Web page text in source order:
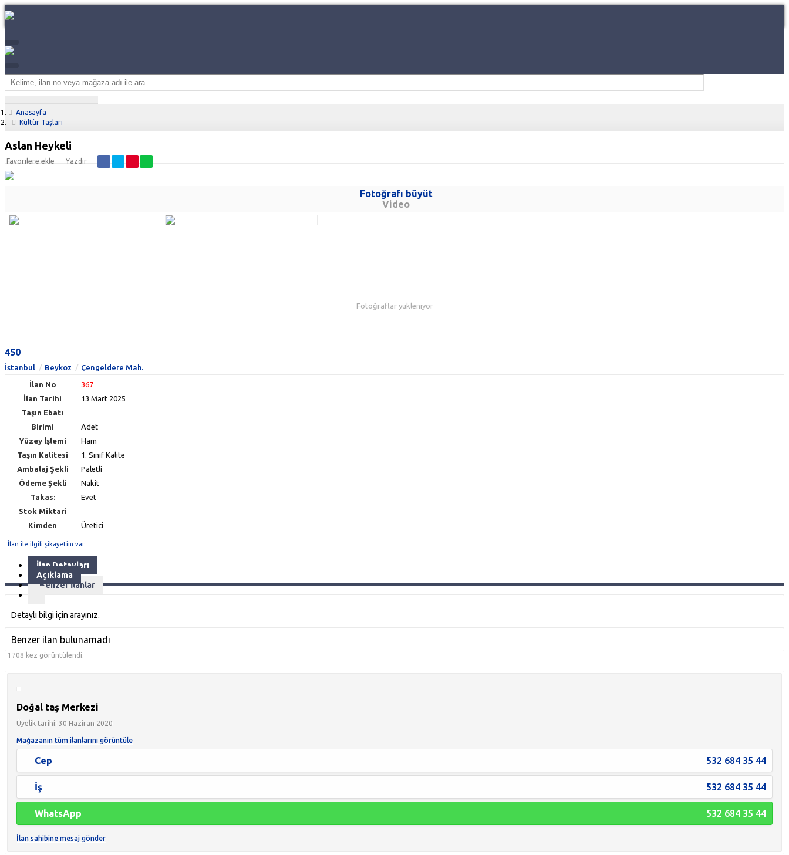
Anasayfa
Kültür Taşları
Aslan Heykeli
Favorilere ekle Yazdır
Fotoğrafı büyüt
Video
Fotoğraflar yükleniyor
450
İstanbul Beykoz Çengeldere Mah.
İlan No
367
İlan Tarihi
13 Mart 2025
Taşın Ebatı
Birimi
Adet
Yüzey İşlemi
Ham
Taşın Kalitesi
1. Sınıf Kalite
Ambalaj Şekli
Paletli
Ödeme Şekli
Nakit
Takas:
Evet
Stok Miktari
Kimden
Üretici
İlan ile ilgili şikayetim var
İlan Detayları
Açıklama
Benzer İlanlar
Detaylı bilgi için arayınız.
Benzer ilan bulunamadı
1708 kez görüntülendi.
Doğal taş Merkezi
Üyelik tarihi: 30 Haziran 2020
Mağazanın tüm ilanlarını görüntüle
Cep 532 684 35 44
İş 532 684 35 44
WhatsApp 532 684 35 44
İlan sahibine mesaj gönder